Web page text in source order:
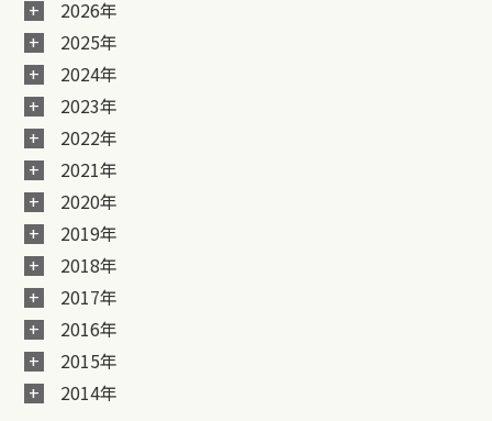
2026年
2025年
2024年
2023年
2022年
2021年
2020年
2019年
2018年
2017年
2016年
2015年
2014年